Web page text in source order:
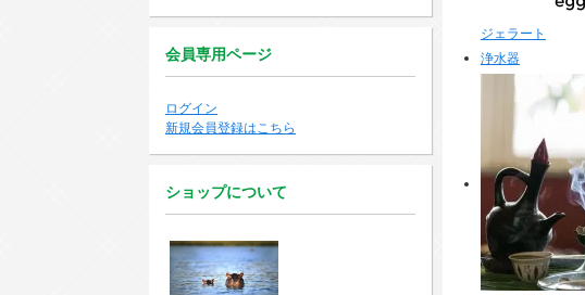
ジェラート
浄水器
会員専用ページ
ログイン
新規会員登録はこちら
ショップについて